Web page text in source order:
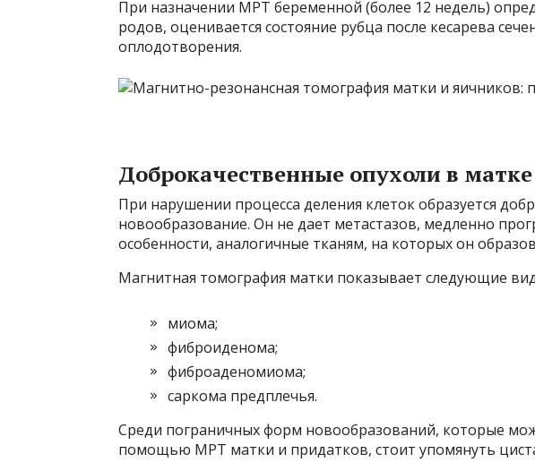
При назначении МРТ беременной (более 12 недель)
родов, оценивается состояние рубца после кесарева
оплодотворения.
Доброкачественные опухоли в матке
При нарушении процесса деления клеток образуется
новообразование. Он не дает метастазов, медленно
особенности, аналогичные тканям, на которых он
Магнитная томография матки показывает следующие
миома;
фиброиденома;
фиброаденомиома;
саркома предплечья.
Среди пограничных форм новообразований, которые
помощью МРТ матки и придатков, стоит упомянуть